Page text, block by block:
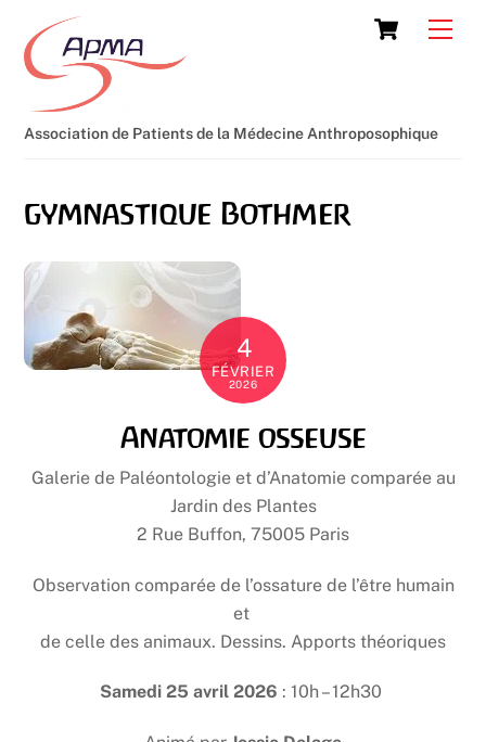
content
Cart
Association de Patients de la Médecine Anthroposophique
gymnastique Bothmer
4
FÉVRIER
2026
Anatomie osseuse
Galerie de Paléontologie et d’Anatomie comparée au
Jardin des Plantes
2 Rue Buffon, 75005 Paris
Observation comparée de l’ossature de l’être humain
et
de celle des animaux. Dessins. Apports théoriques
Samedi 25 avril 2026 : 10h – 12h30